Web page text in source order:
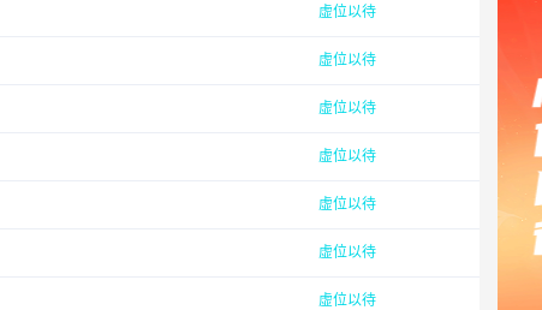
虚位以待
虚位以待
虚位以待
虚位以待
虚位以待
虚位以待
虚位以待